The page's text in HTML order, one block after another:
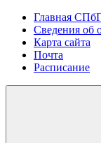
Главная
Сведения об
Карта сайта
Почта
Расписание